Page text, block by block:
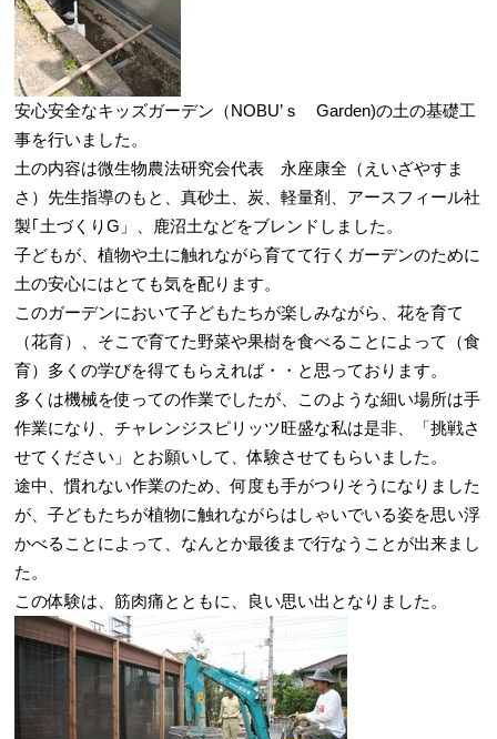
安心安全なキッズガーデン（NOBU’ｓ Garden)の土の基礎工
事を行いました。
土の内容は微生物農法研究会代表 永座康全（えいざやすま
さ）先生指導のもと、真砂土、炭、軽量剤、アースフィール社
製｢土づくりG」、鹿沼土などをブレンドしました。
子どもが、植物や土に触れながら育てて行くガーデンのために
土の安心にはとても気を配ります。
このガーデンにおいて子どもたちが楽しみながら、花を育て
（花育）、そこで育てた野菜や果樹を食べることによって（食
育）多くの学びを得てもらえれば・・と思っております。
多くは機械を使っての作業でしたが、このような細い場所は手
作業になり、チャレンジスピリッツ旺盛な私は是非、「挑戦さ
せてください」とお願いして、体験させてもらいました。
途中、慣れない作業のため、何度も手がつりそうになりました
が、子どもたちが植物に触れながらはしゃいでいる姿を思い浮
かべることによって、なんとか最後まで行なうことが出来まし
た。
この体験は、筋肉痛とともに、良い思い出となりました。